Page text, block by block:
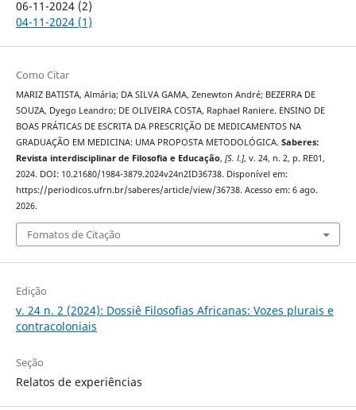
06-11-2024 (2)
04-11-2024 (1)
Como Citar
MARIZ BATISTA, Almária; DA SILVA GAMA, Zenewton André; BEZERRA DE
SOUZA, Dyego Leandro; DE OLIVEIRA COSTA, Raphael Raniere. ENSINO DE
BOAS PRÁTICAS DE ESCRITA DA PRESCRIÇÃO DE MEDICAMENTOS NA
GRADUAÇÃO EM MEDICINA: UMA PROPOSTA METODOLÓGICA. Saberes:
Revista interdisciplinar de Filosofia e Educação, [S. l.], v. 24, n. 2, p. RE01,
2024. DOI: 10.21680/1984-3879.2024v24n2ID36738. Disponível em:
https://periodicos.ufrn.br/saberes/article/view/36738. Acesso em: 6 ago.
2026.
Fomatos de Citação
Edição
v. 24 n. 2 (2024): Dossiê Filosofias Africanas: Vozes plurais e
contracoloniais
Seção
Relatos de experiências